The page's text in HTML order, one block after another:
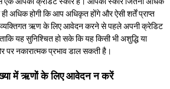
ही अधिक होगी कि आप अधिकृत होंगे और ऐसी शर्तें प्राप्त
ऋण के लिए आवेदन करने से पहले अपनी क्रेडिट
यह सुनिश्चित हो सके कि यह किसी भी अशुद्धि या
नकारात्मक प्रभाव डाल सकती है।
में ऋणों के लिए आवेदन न करें